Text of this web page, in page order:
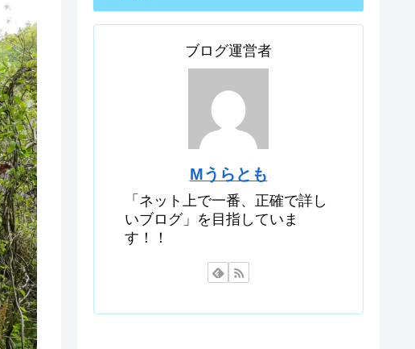
ブログ運営者
Mうらとも
「ネット上で一番、正確で詳し
いブログ」を目指していま
す！！